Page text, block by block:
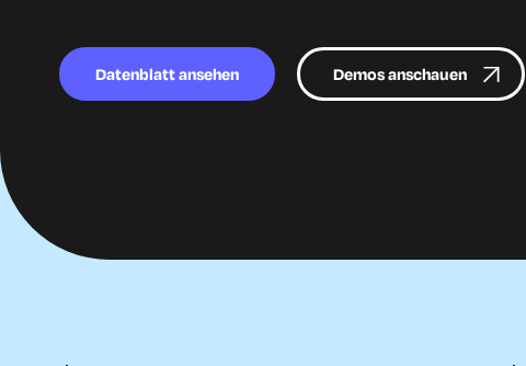
Datenblatt ansehen Demos anschauen